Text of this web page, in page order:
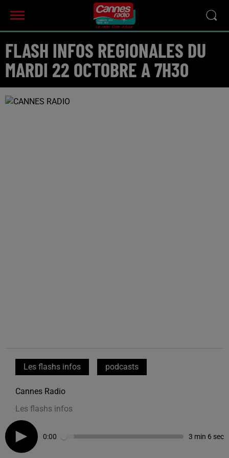
FLASH INFOS REGIONALES DU
MARDI 22 OCTOBRE A 7H30
Les flashs infos podcasts
Cannes Radio
Les flashs infos
0:00 3 min 6 sec